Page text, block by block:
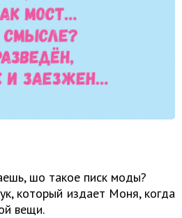
шо такое писк моды?
который издает Моня, когда
вещи.